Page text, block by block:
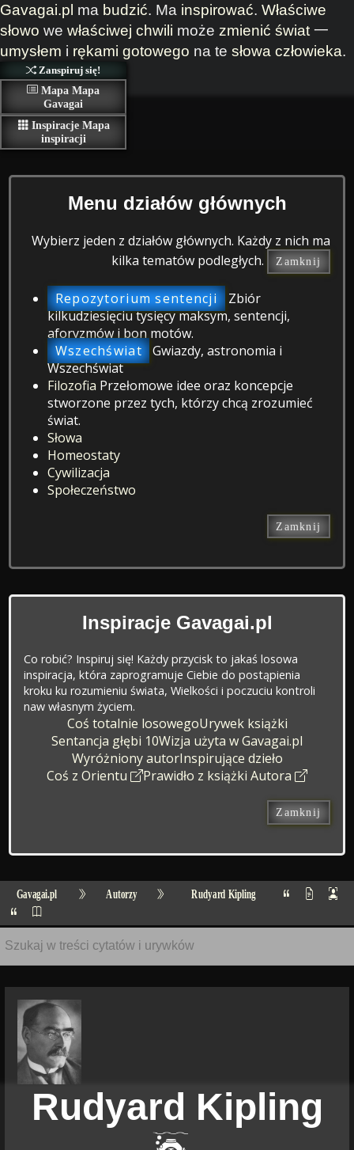
Gavagai.pl ma budzić. Ma inspirować. Właściwe
słowo we właściwej chwili może zmienić świat 一
umysłem i rękami gotowego na te słowa człowieka.
Zanspiruj się!
Mapa Mapa
Gavagai
Inspiracje Mapa
inspiracji
Menu działów głównych
Wybierz jeden z działów głównych. Każdy z nich ma
kilka tematów podległych.
Zamknij
Repozytorium sentencji
Zbiór
kilkudziesięciu tysięcy maksym, sentencji,
aforyzmów i bon motów.
Wszechświat Gwiazdy, astronomia i
Wszechświat
Filozofia Przełomowe idee oraz koncepcje
stworzone przez tych, którzy chcą zrozumieć
świat.
Słowa
Homeostaty
Cywilizacja
Społeczeństwo
Zamknij
Inspiracje Gavagai.pl
Co robić? Inspiruj się! Każdy przycisk to jakaś losowa
inspiracja, która zaprogramuje Ciebie do postąpienia
kroku ku rozumieniu świata, Wielkości i poczuciu kontroli
naw własnym życiem.
Coś totalnie losowegoUrywek książki
Sentancja głębi 10Wizja użyta w Gavagai.pl
Wyróżniony autorInspirujące dzieło
Coś z Orientu
Prawidło z książki Autora
Zamknij
Gavagai.pl Autorzy Rudyard Kipling
Rudyard Kipling